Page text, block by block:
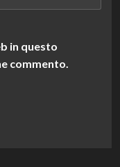
in questo
commento.